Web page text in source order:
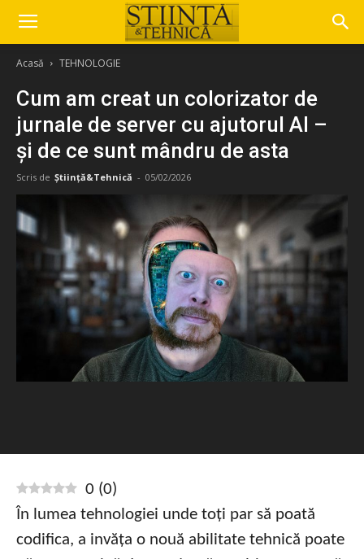
Acasă TEHNOLOGIE
Cum am creat un colorizator de
jurnale de server cu ajutorul AI –
și de ce sunt mândru de asta
Scris de Știință&Tehnică - 05/02/2026
0 (0)
În lumea tehnologiei unde toți par să poată
codifica, a invăța o nouă abilitate tehnică poate